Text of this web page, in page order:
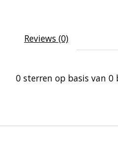
Reviews (0)
0 sterren op basis van 0